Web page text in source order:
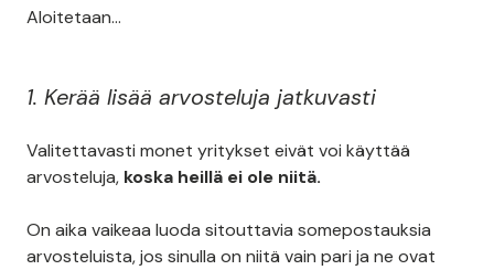
Aloitetaan…
1. Kerää lisää arvosteluja jatkuvasti
Valitettavasti monet yritykset eivät voi käyttää
arvosteluja, koska heillä ei ole niitä.
On aika vaikeaa luoda sitouttavia somepostauksia
arvosteluista, jos sinulla on niitä vain pari ja ne ovat